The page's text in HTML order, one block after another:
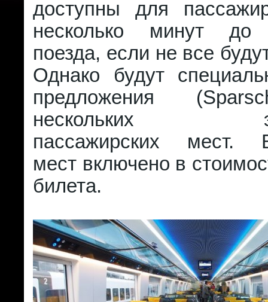
доступны для
несколько минут до
поезда, если не все
Однако будут
предложения
нескольких
пассажирских мест.
мест включено в
билета.